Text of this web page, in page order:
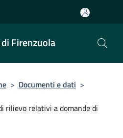
Firenzuola
> Documenti e dati >
rilievo relativi a domande di